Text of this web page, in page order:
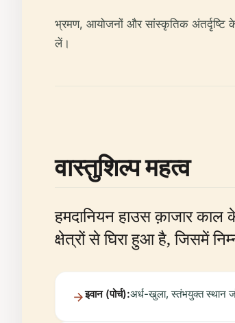
भ्रमण, आयोजनों और सांस्कृतिक अंतर्दृष्टि
लें।
वास्तुशिल्प महत्व
हमदानियन हाउस क़ाजार काल
क्षेत्रों से घिरा हुआ है, जिसमें
इवान (पोर्च):अर्ध-खुला, स्तंभयुक्त स्थान